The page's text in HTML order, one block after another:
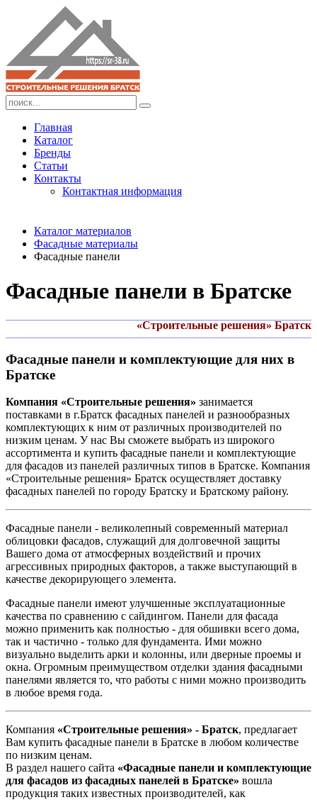
Главная
Каталог
Бренды
Статьи
Контакты
Контактная информация
Каталог материалов
Фасадные материалы
Фасадные панели
Фасадные панели в Братске
«Строительные решения» Братск
Фасадные панели и комплектующие для них в
Братске
Компания «Строительные решения» занимается
поставками в г.Братск фасадных панелей и разнообразных
комплектующих к ним от различных производителей по
низким ценам. У нас Вы сможете выбрать из широкого
ассортимента и купить фасадные панели и комплектующие
для фасадов из панелей различных типов в Братске. Компания
«Строительные решения» Братск осуществляет доставку
фасадных панелей по городу Братску и Братскому району.
Фасадные панели - великолепный современный материал
облицовки фасадов, служащий для долговечной защиты
Вашего дома от атмосферных воздействий и прочих
агрессивных природных факторов, а также выступающий в
качестве декорирующего элемента.
Фасадные панели имеют улучшенные эксплуатационные
качества по сравнению с сайдингом. Панели для фасада
можно применить как полностью - для обшивки всего дома,
так и частично - только для фундамента. Ими можно
визуально выделить арки и колонны, или дверные проемы и
окна. Огромным преимуществом отделки здания фасадными
панелями является то, что работы с ними можно производить
в любое время года.
Компания «Строительные решения» - Братск, предлагает
Вам купить фасадные панели в Братске в любом количестве
по низким ценам.
В раздел нашего сайта «Фасадные панели и комплектующие
для фасадов из фасадных панелей в Братске» вошла
продукция таких известных производителей, как